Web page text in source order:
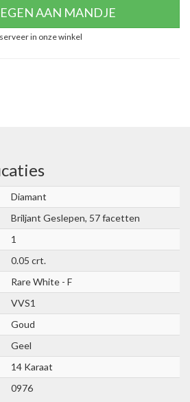
AAN MANDJE
in onze winkel
Diamant
Briljant Geslepen, 57 facetten
1
0.05 crt.
Rare White - F
VVS1
Goud
Geel
14 Karaat
0976